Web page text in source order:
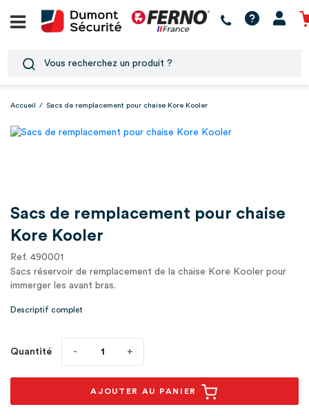
Accueil / Sacs de remplacement pour chaise Kore Kooler
Sacs de remplacement pour chaise
Kore Kooler
Ref. 490001
Sacs réservoir de remplacement de la chaise Kore Kooler pour
immerger les avant bras.
Descriptif complet
Quantité
AJOUTER AU PANIER